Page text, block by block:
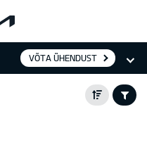
VÕTA ÜHENDUST